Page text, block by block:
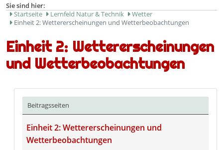
Sie sind hier:
Startseite
Lernfeld Natur & Technik
Wetter
Einheit 2: Wettererscheinungen und Wetterbeobachtungen
Einheit 2: Wettererscheinungen
und Wetterbeobachtungen
Beitragsseiten
Einheit 2: Wettererscheinungen und
Wetterbeobachtungen